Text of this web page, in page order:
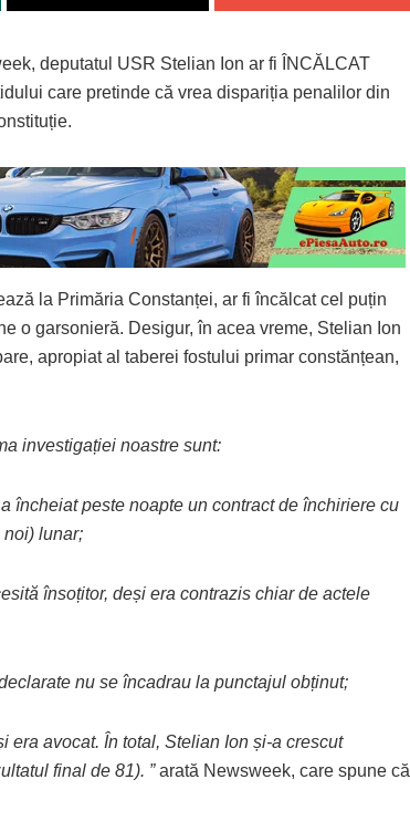
deputatul USR Stelian Ion ar fi ÎNCĂLCAT
care pretinde că vrea dispariția penalilor din
la Primăria Constanței, ar fi încălcat cel puțin
o garsonieră. Desigur, în acea vreme, Stelian Ion
apropiat al taberei fostului primar constănțean,
investigației noastre sunt:
încheiat peste noapte un contract de închiriere cu
noi) lunar;
însoțitor, deși era contrazis chiar de actele
nu se încadrau la punctajul obținut;
era avocat. În total, Stelian Ion și-a crescut
final de 81). ”arată Newsweek, care spune că